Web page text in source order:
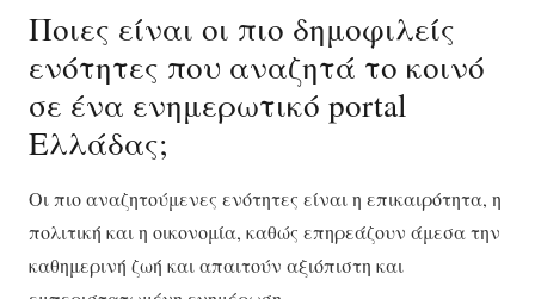
Ποιες είναι οι πιο δημοφιλείς
ενότητες που αναζητά το κοινό
σε ένα ενημερωτικό portal
Ελλάδας;
Οι πιο αναζητούμενες ενότητες είναι η επικαιρότητα, η
πολιτική και η οικονομία, καθώς επηρεάζουν άμεσα την
καθημερινή ζωή και απαιτούν αξιόπιστη και